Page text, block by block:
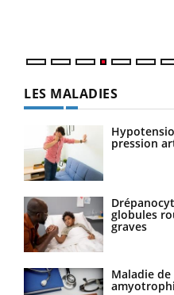
LES MALADIES
pression
globules
graves
Maladie